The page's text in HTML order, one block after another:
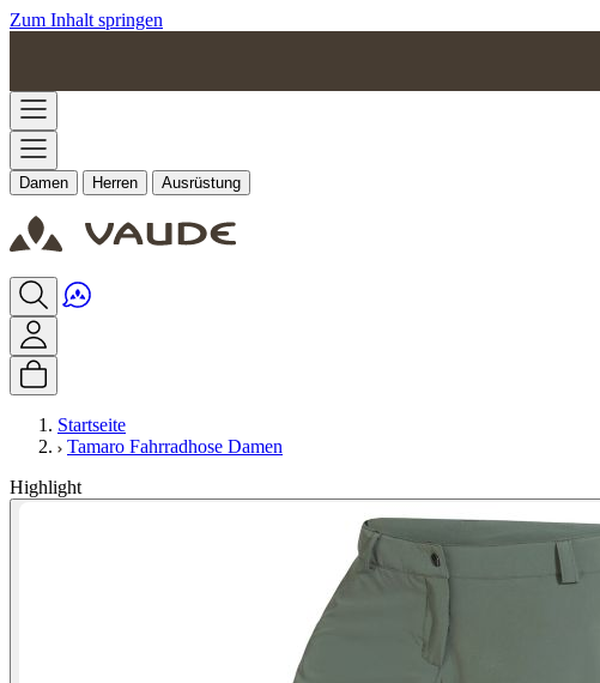
Zum Inhalt springen
Damen Herren Ausrüstung
Startseite
Tamaro Fahrradhose Damen
Highlight